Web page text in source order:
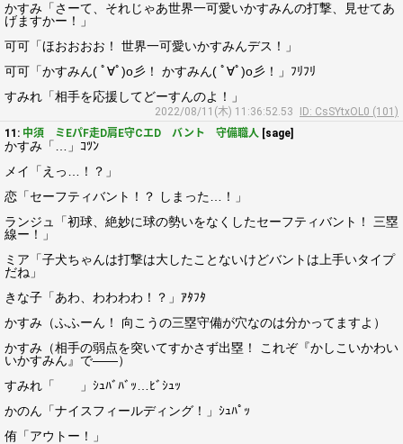
かすみ「さーて、それじゃあ世界一可愛いかすみんの打撃、見せてあ
げますかー！」
可可「ほおおおお！ 世界一可愛いかすみんデス！」
可可「かすみん( ﾟ∀ﾟ)o彡！ かすみん( ﾟ∀ﾟ)o彡！」ﾌﾘﾌﾘ
すみれ「相手を応援してどーすんのよ！」
2022/08/11(木) 11:36:52.53
ID: CsSYtxOL0 (101)
11: 中須 ミEパF走D肩E守CエD バント 守備職人 [sage]
かすみ「…」ｺﾂﾝ
メイ「えっ…！？」
恋「セーフティバント！？ しまった…！」
ランジュ「初球、絶妙に球の勢いをなくしたセーフティバント！ 三塁
線ー！」
ミア「子犬ちゃんは打撃は大したことないけどバントは上手いタイプ
だね」
きな子「あわ、わわわわ！？」ｱﾀﾌﾀ
かすみ（ふふーん！ 向こうの三塁守備が穴なのは分かってますよ）
かすみ（相手の弱点を突いてすかさず出塁！ これぞ『かしこいかわい
いかすみん』で――）
すみれ「 」ｼｭﾊﾞﾊﾞｯ…ﾋﾞｼｭｯ
かのん「ナイスフィールディング！」ｼｭﾊﾟｯ
侑「アウトー！」